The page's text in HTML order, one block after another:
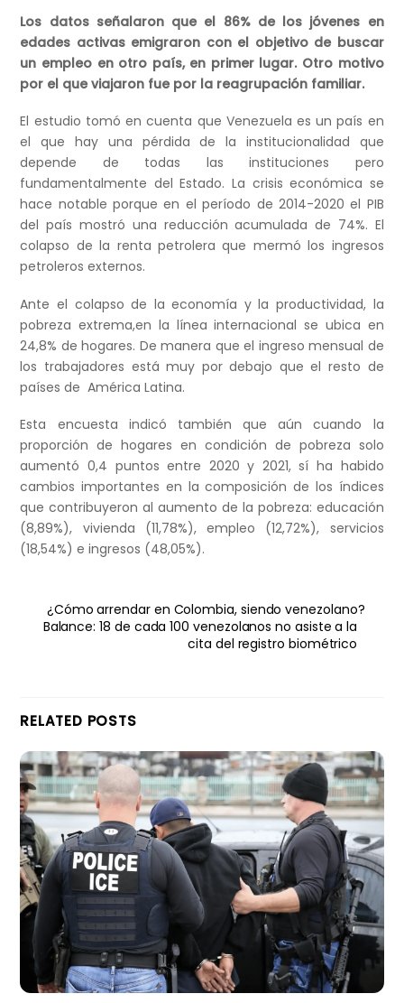
Los datos señalaron que el 86% de los jóvenes en
edades activas emigraron con el objetivo de buscar
un empleo en otro país, en primer lugar. Otro motivo
por el que viajaron fue por la reagrupación familiar.
El estudio tomó en cuenta que Venezuela es un país en
el que hay una pérdida de la institucionalidad que
depende de todas las instituciones pero
fundamentalmente del Estado. La crisis económica se
hace notable porque en el período de 2014-2020 el PIB
del país mostró una reducción acumulada de 74%. El
colapso de la renta petrolera que mermó los ingresos
petroleros externos.
Ante el colapso de la economía y la productividad, la
pobreza extrema,en la línea internacional se ubica en
24,8% de hogares. De manera que el ingreso mensual de
los trabajadores está muy por debajo que el resto de
países de América Latina.
Esta encuesta indicó también que aún cuando la
proporción de hogares en condición de pobreza solo
aumentó 0,4 puntos entre 2020 y 2021, sí ha habido
cambios importantes en la composición de los índices
que contribuyeron al aumento de la pobreza: educación
(8,89%), vivienda (11,78%), empleo (12,72%), servicios
(18,54%) e ingresos (48,05%).
¿Cómo arrendar en Colombia, siendo venezolano?
Balance: 18 de cada 100 venezolanos no asiste a la
cita del registro biométrico
RELATED POSTS